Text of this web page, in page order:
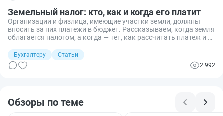
Земельный налог: кто, как и когда его платит
Организации и физлица, имеющие участки земли, должны
вносить за них платежи в бюджет. Рассказываем, когда земля
облагается налогом, а когда — нет, как рассчитать платеж и в
Бухгалтеру
Статьи
2 992
Обзоры по теме